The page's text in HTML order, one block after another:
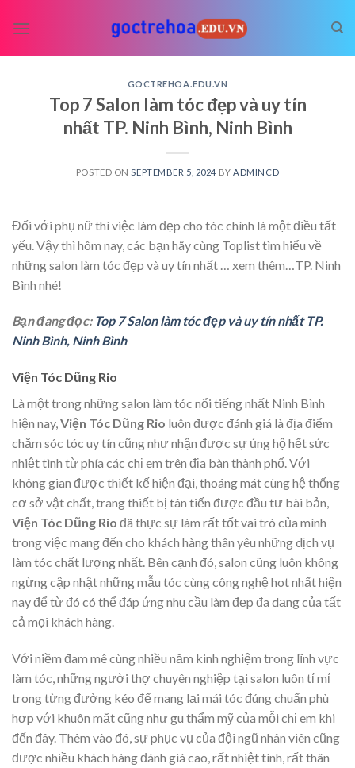
GOCTREHOA.EDU.VN
Top 7 Salon làm tóc đẹp và uy tín
nhất TP. Ninh Bình, Ninh Bình
POSTED ON SEPTEMBER 5, 2024 BY ADMINCD
Đối với phụ nữ thì việc làm đẹp cho tóc chính là một điều tất
yếu. Vậy thì hôm nay, các bạn hãy cùng Toplist tìm hiểu về
những salon làm tóc đẹp và uy tín nhất
… xem thêm… TP. Ninh
Bình nhé!
Bạn đang đọc: Top 7 Salon làm tóc đẹp và uy tín nhất TP.
Ninh Bình, Ninh Bình
Viện Tóc Dũng Rio
Là một trong những salon làm tóc nổi tiếng nhất Ninh Bình
hiện nay,Viện Tóc Dũng Rio luôn được đánh giá là địa điểm
chăm sóc tóc uy tín cũng như nhận được sự ủng hộ hết sức
nhiệt tình từ phía các chị em trên địa bàn thành phố. Với
không gian được thiết kế hiện đại, thoáng mát cùng hệ thống
cơ sở vật chất, trang thiết bị tân tiến được đầu tư bài bản,
Viện Tóc Dũng Rio đã thực sự làm rất tốt vai trò của mình
trong việc mang đến cho khách hàng thân yêu những dịch vụ
làm tóc chất lượng nhất. Bên cạnh đó, salon cũng luôn không
ngừng cập nhật những mẫu tóc cùng công nghệ hot nhất hiện
nay để từ đó có thể đáp ứng nhu cầu làm đẹp đa dạng của tất
cả mọi khách hàng.
Với niềm đam mê cùng nhiều năm kinh nghiệm trong lĩnh vực
làm tóc, những người thợ chuyên nghiệp tại salon luôn tỉ mỉ
trong từng đường kéo để mang lại mái tóc đúng chuẩn phù
hợp với khuôn mặt cũng như gu thẩm mỹ của mỗi chị em khi
đến đây. Thêm vào đó, sự phục vụ của đội ngũ nhân viên cũng
được nhiều khách hàng đánh giá cao, rất nhiệt tình, rất thân